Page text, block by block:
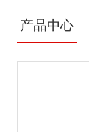
产品中心